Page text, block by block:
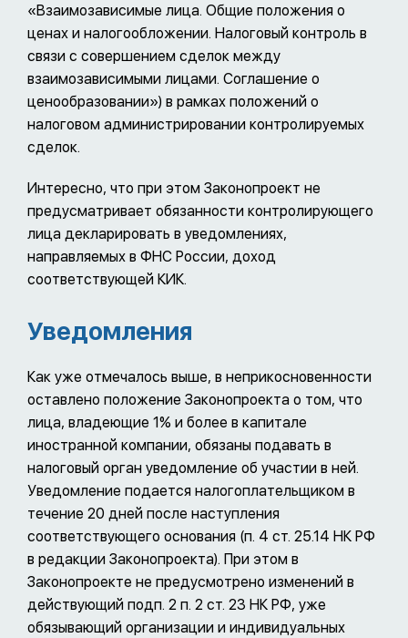
«Взаимозависимые лица. Общие положения о
ценах и налогообложении. Налоговый контроль в
связи с совершением сделок между
взаимозависимыми лицами. Соглашение о
ценообразовании») в рамках положений о
налоговом администрировании контролируемых
сделок.
Интересно, что при этом Законопроект не
предусматривает обязанности контролирующего
лица декларировать в уведомлениях,
направляемых в ФНС России, доход
соответствующей КИК.
Уведомления
Как уже отмечалось выше, в неприкосновенности
оставлено положение Законопроекта о том, что
лица, владеющие 1% и более в капитале
иностранной компании, обязаны подавать в
налоговый орган уведомление об участии в ней.
Уведомление подается налогоплательщиком в
течение 20 дней после наступления
соответствующего основания (п. 4 ст. 25.14 НК РФ
в редакции Законопроекта). При этом в
Законопроекте не предусмотрено изменений в
действующий подп. 2 п. 2 ст. 23 НК РФ, уже
обязывающий организации и индивидуальных